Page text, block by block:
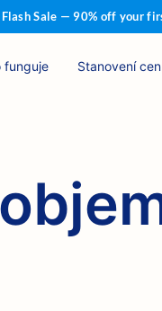
Flash Sale — 90% off your
funguje Stanovení cen